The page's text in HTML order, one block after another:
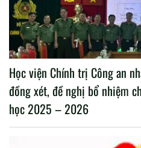
Học viện Chính trị Công an
đồng xét, đề nghị bổ nhiệm
học 2025 – 2026